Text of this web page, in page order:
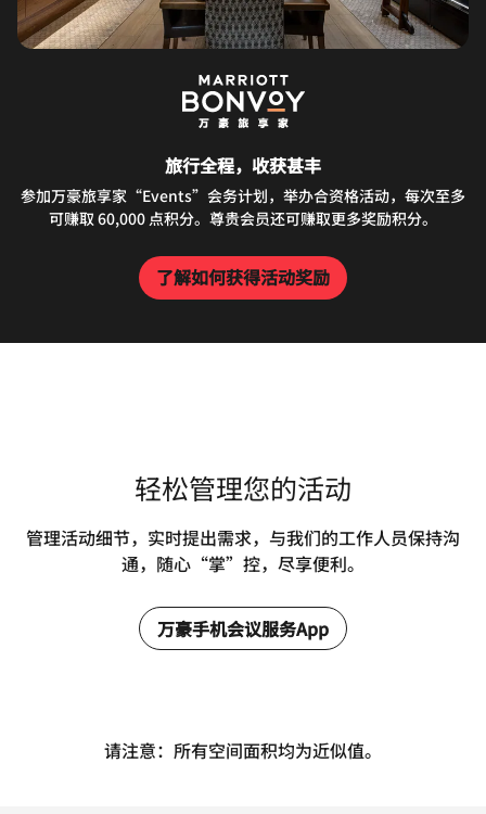
旅行全程，收获甚丰
参加万豪旅享家“Events”会务计划，举办合资格活动，每次至多
可赚取 60,000 点积分。尊贵会员还可赚取更多奖励积分。
了解如何获得活动奖励
轻松管理您的活动
管理活动细节，实时提出需求，与我们的工作人员保持沟
通，随心“掌”控，尽享便利。
万豪手机会议服务App
请注意：所有空间面积均为近似值。